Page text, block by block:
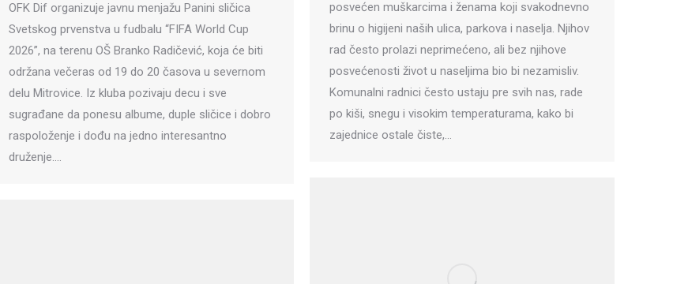
posvećen muškarcima i ženama koji svakodnevno
brinu o higijeni naših ulica, parkova i naselja. Njihov
rad često prolazi neprimećeno, ali bez njihove
posvećenosti život u naseljima bio bi nezamisliv.
Komunalni radnici često ustaju pre svih nas, rade
po kiši, snegu i visokim temperaturama, kako bi
zajednice ostale čiste,…
OFK Dif organizuje javnu menjažu Panini sličica
Svetskog prvenstva u fudbalu “FIFA World Cup
2026”, na terenu OŠ Branko Radičević, koja će biti
održana večeras od 19 do 20 časova u severnom
delu Mitrovice. Iz kluba pozivaju decu i sve
sugrađane da ponesu albume, duple sličice i dobro
raspoloženje i dođu na jedno interesantno
druženje.…